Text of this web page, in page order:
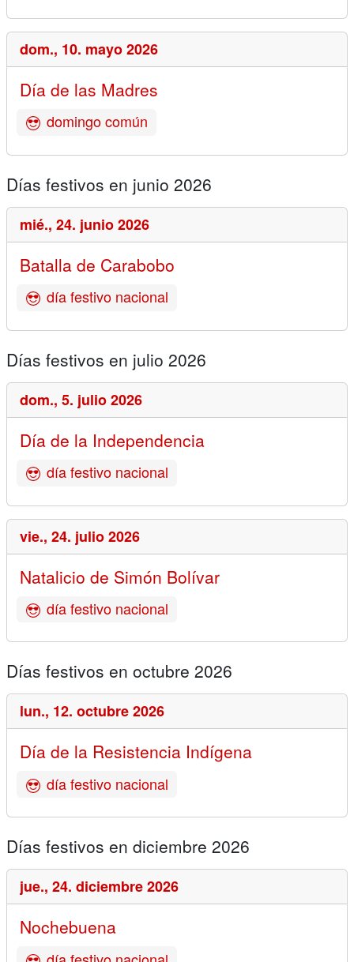
dom., 10. mayo 2026
Día de las Madres
domingo común
Días festivos en junio 2026
mié., 24. junio 2026
Batalla de Carabobo
día festivo nacional
Días festivos en julio 2026
dom., 5. julio 2026
Día de la Independencia
día festivo nacional
vie., 24. julio 2026
Natalicio de Simón Bolívar
día festivo nacional
Días festivos en octubre 2026
lun., 12. octubre 2026
Día de la Resistencia Indígena
día festivo nacional
Días festivos en diciembre 2026
jue., 24. diciembre 2026
Nochebuena